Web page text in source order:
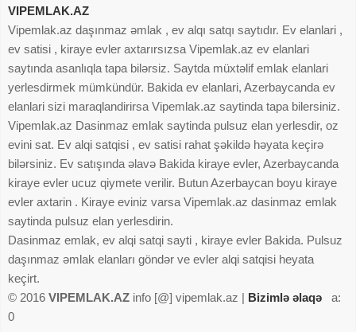
VIPEMLAK.AZ
Vipemlak.az daşınmaz əmlak , ev alqı satqı saytıdır. Ev elanlari ,
ev satisi , kiraye evler axtarırsızsa Vipemlak.az ev elanlari
saytında asanlıqla tapa bilərsiz. Saytda müxtəlif emlak elanlari
yerlesdirmek mümkündür. Bakida ev elanlari, Azerbaycanda ev
elanlari sizi maraqlandirirsa Vipemlak.az saytinda tapa bilersiniz.
Vipemlak.az Dasinmaz emlak saytinda pulsuz elan yerlesdir, oz
evini sat. Ev alqi satqisi , ev satisi rahat şəkildə həyata keçirə
bilərsiniz. Ev satışında əlavə Bakida kiraye evler, Azerbaycanda
kiraye evler ucuz qiymete verilir. Butun Azerbaycan boyu kiraye
evler axtarin . Kiraye eviniz varsa Vipemlak.az dasinmaz emlak
saytinda pulsuz elan yerlesdirin.
Dasinmaz emlak, ev alqi satqi sayti , kiraye evler Bakida. Pulsuz
daşınmaz əmlak elanları göndər ve evler alqi satqisi heyata
keçirt.
© 2016 VIPEMLAK.AZ info [@] vipemlak.az | Bizimlə əlaqə a:
0